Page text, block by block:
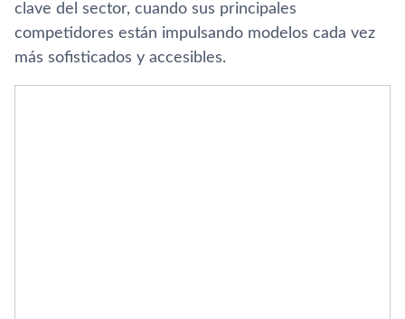
clave del sector, cuando sus principales
competidores están impulsando modelos cada vez
más sofisticados y accesibles.